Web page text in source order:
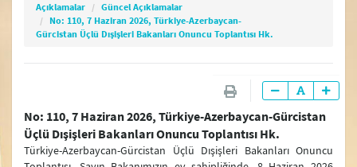
Onuncu Toplantısı Hk.
Güncel Açıklamalar
Basın Toplantıları
Açıklamalar
Güncel Açıklamalar
No: 110, 7 Haziran 2026, Türkiye-Azerbaycan-
Gürcistan Üçlü Dışişleri Bakanları Onuncu Toplantısı Hk.
No: 110, 7 Haziran 2026, Türkiye-Azerbaycan-Gürcistan
Üçlü Dışişleri Bakanları Onuncu Toplantısı Hk.
Türkiye-Azerbaycan-Gürcistan Üçlü Dışişleri Bakanları Onuncu